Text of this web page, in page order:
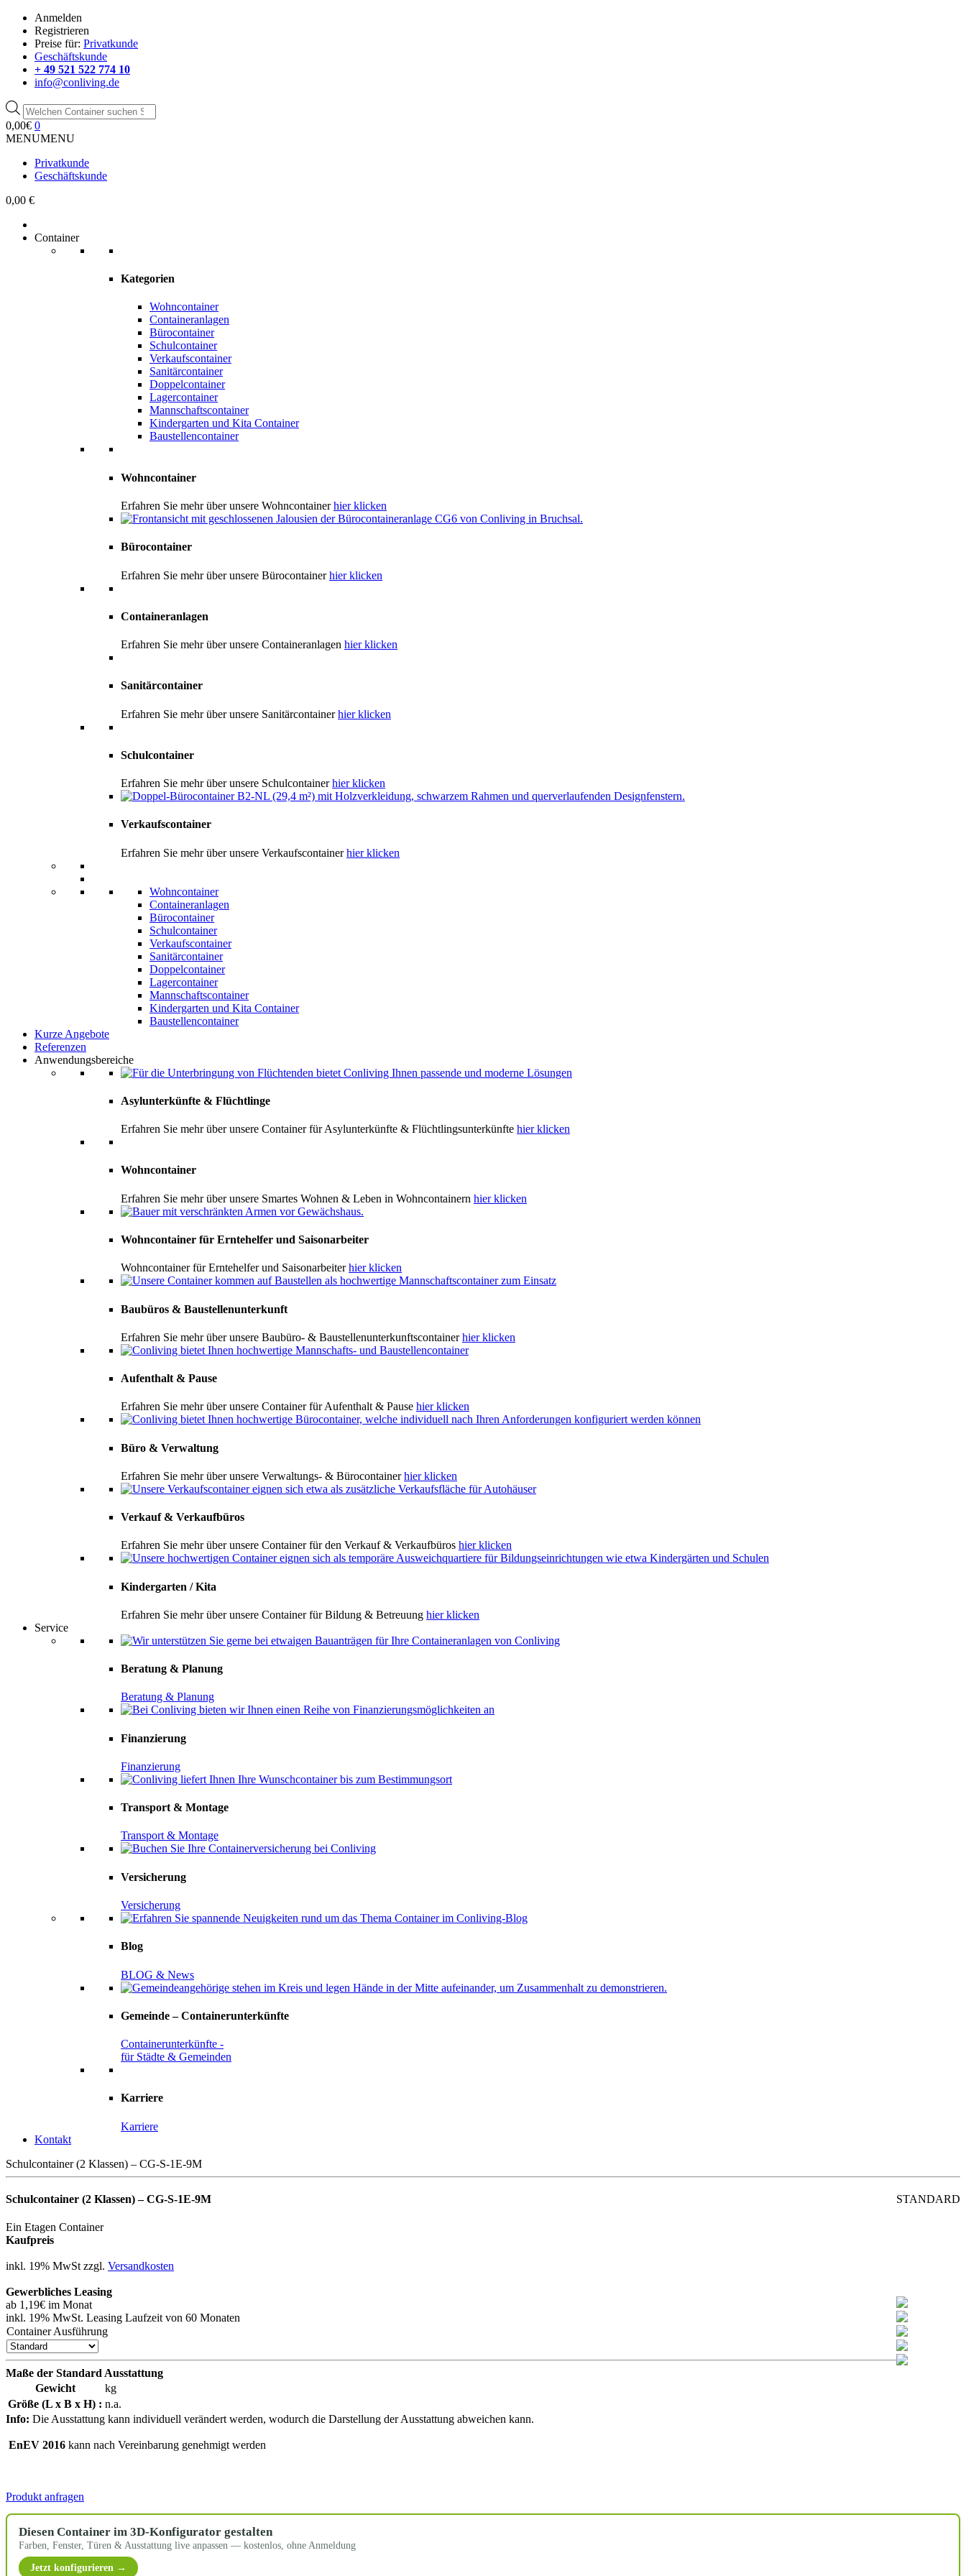
Anmelden
Registrieren
Preise für: Privatkunde
Geschäftskunde
+ 49 521 522 774 10
info@conliving.de
Products
search
0,00€ 0
MENUMENU
Privatkunde
Geschäftskunde
0,00 €
Container
Kategorien
Wohncontainer
Containeranlagen
Bürocontainer
Schulcontainer
Verkaufscontainer
Sanitärcontainer
Doppelcontainer
Lagercontainer
Mannschaftscontainer
Kindergarten und Kita Container
Baustellencontainer
Wohncontainer
Erfahren Sie mehr über unsere Wohncontainerhier klicken
Bürocontainer
Erfahren Sie mehr über unsere Bürocontainerhier klicken
Containeranlagen
Erfahren Sie mehr über unsere Containeranlagen hier klicken
Sanitärcontainer
Erfahren Sie mehr über unsere Sanitärcontainerhier klicken
Schulcontainer
Erfahren Sie mehr über unsere Schulcontainerhier klicken
Verkaufscontainer
Erfahren Sie mehr über unsere Verkaufscontainerhier klicken
Wohncontainer
Containeranlagen
Bürocontainer
Schulcontainer
Verkaufscontainer
Sanitärcontainer
Doppelcontainer
Lagercontainer
Mannschaftscontainer
Kindergarten und Kita Container
Baustellencontainer
Kurze Angebote
Referenzen
Anwendungsbereiche
Asylunterkünfte & Flüchtlinge
Erfahren Sie mehr über unsere Container für Asylunterkünfte & Flüchtlingsunterkünfte hier klicken
Wohncontainer
Erfahren Sie mehr über unsere Smartes Wohnen & Leben in Wohncontainern hier klicken
Wohncontainer für Erntehelfer und Saisonarbeiter
Wohncontainer für Erntehelfer und Saisonarbeiterhier klicken
Baubüros & Baustellenunterkunft
Erfahren Sie mehr über unsere Baubüro- & Baustellenunterkunftscontainerhier klicken
Aufenthalt & Pause
Erfahren Sie mehr über unsere Container für Aufenthalt & Pause hier klicken
Büro & Verwaltung
Erfahren Sie mehr über unsere Verwaltungs- & Bürocontainerhier klicken
Verkauf & Verkaufbüros
Erfahren Sie mehr über unsere Container für den Verkauf & Verkaufbüros hier klicken
Kindergarten / Kita
Erfahren Sie mehr über unsere Container für Bildung & Betreuung hier klicken
Service
Beratung & Planung
Beratung & Planung
Finanzierung
Finanzierung
Transport & Montage
Transport & Montage
Versicherung
Versicherung
Blog
BLOG & News
Gemeinde – Containerunterkünfte
Containerunterkünfte -
für Städte & Gemeinden
Karriere
Karriere
Kontakt
Schulcontainer (2 Klassen) – CG-S-1E-9M
STANDARD
Schulcontainer (2 Klassen) – CG-S-1E-9M
Ein Etagen Container
Kaufpreis
inkl. 19% MwSt zzgl. Versandkosten
Gewerbliches Leasing
ab 1,19€ im Monat
inkl. 19% MwSt. Leasing Laufzeit von 60 Monaten
Container Ausführung
Maße der Standard Ausstattung
Gewicht
kg
Größe (L x B x H) : n.a.
Info: Die Ausstattung kann individuell verändert werden, wodurch die Darstellung der Ausstattung abweichen kann.
EnEV 2016 kann nach Vereinbarung genehmigt werden
Produkt anfragen
Diesen Container im 3D-Konfigurator gestalten
Farben, Fenster, Türen & Ausstattung live anpassen — kostenlos, ohne Anmeldung
Jetzt konfigurieren →